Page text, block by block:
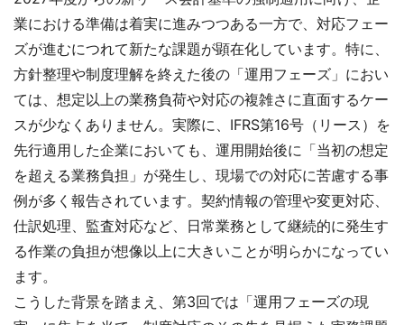
業における準備は着実に進みつつある一方で、対応フェー
ズが進むにつれて新たな課題が顕在化しています。特に、
方針整理や制度理解を終えた後の「運用フェーズ」におい
ては、想定以上の業務負荷や対応の複雑さに直面するケー
スが少なくありません。実際に、IFRS第16号（リース）を
先行適用した企業においても、運用開始後に「当初の想定
を超える業務負担」が発生し、現場での対応に苦慮する事
例が多く報告されています。契約情報の管理や変更対応、
仕訳処理、監査対応など、日常業務として継続的に発生す
る作業の負担が想像以上に大きいことが明らかになってい
ます。
こうした背景を踏まえ、第3回では「運用フェーズの現